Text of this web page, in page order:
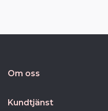
Om oss
Kundtjänst